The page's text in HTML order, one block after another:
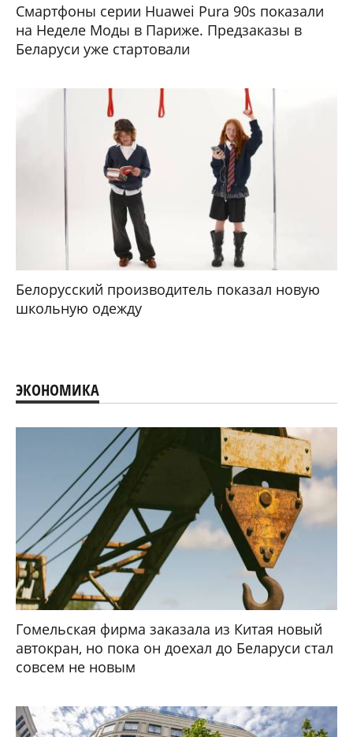
Смартфоны серии Huawei Pura 90s показали
на Неделе Моды в Париже. Предзаказы в
Беларуси уже стартовали
Белорусский производитель показал новую
школьную одежду
ЭКОНОМИКА
Гомельская фирма заказала из Китая новый
автокран, но пока он доехал до Беларуси стал
совсем не новым